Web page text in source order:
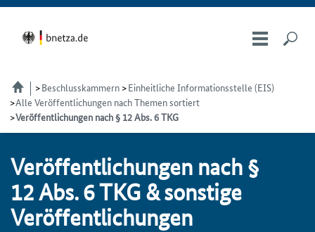
Beschlusskammern
Einheitliche Informationsstelle (EIS)
Alle Veröffentlichungen nach Themen sortiert
Veröffentlichungen nach § 12 Abs. 6 TKG
Ver­öf­fent­li­chun­gen nach §
12 Abs. 6 TKG & sons­ti­ge
Ver­öf­fent­li­chun­gen